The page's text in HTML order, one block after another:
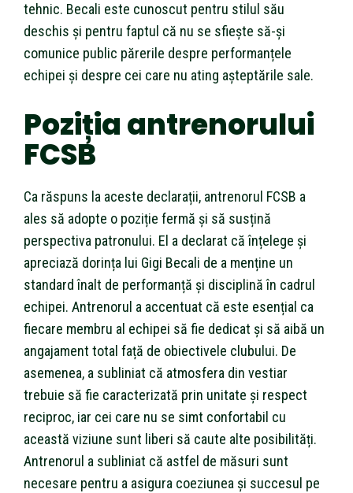
tehnic. Becali este cunoscut pentru stilul său
deschis și pentru faptul că nu se sfiește să-și
comunice public părerile despre performanțele
echipei și despre cei care nu ating așteptările sale.
Poziția antrenorului
FCSB
Ca răspuns la aceste declarații, antrenorul FCSB a
ales să adopte o poziție fermă și să susțină
perspectiva patronului. El a declarat că înțelege și
apreciază dorința lui Gigi Becali de a menține un
standard înalt de performanță și disciplină în cadrul
echipei. Antrenorul a accentuat că este esențial ca
fiecare membru al echipei să fie dedicat și să aibă un
angajament total față de obiectivele clubului. De
asemenea, a subliniat că atmosfera din vestiar
trebuie să fie caracterizată prin unitate și respect
reciproc, iar cei care nu se simt confortabil cu
această viziune sunt liberi să caute alte posibilități.
Antrenorul a subliniat că astfel de măsuri sunt
necesare pentru a asigura coeziunea și succesul pe